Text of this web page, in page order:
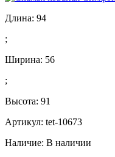
Длина: 94
;
Ширина: 56
;
Высота: 91
Артикул: tet-10673
Наличие: В наличии